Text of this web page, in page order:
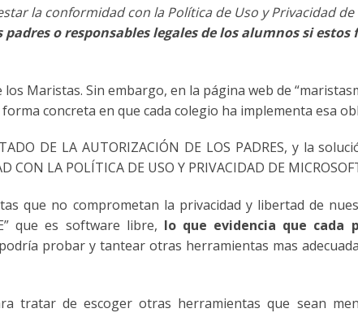
la conformidad con la Política de Uso y Privacidad
o responsables legales de los alumnos si estos
Maristas. Sin embargo, en la página web de
concreta en que cada colegio ha implementa esa
DE LA AUTORIZACIÓN DE LOS PADRES, y la
CON LA POLÍTICA DE USO Y PRIVACIDAD DE
que no comprometan la privacidad y libertad de
que es software libre, lo que evidencia que cada
probar y tantear otras herramientas mas
tratar de escoger otras herramientas que sean